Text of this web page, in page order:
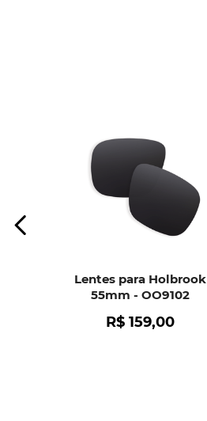
Lentes para Holbrook
55mm - OO9102
R$ 159,00